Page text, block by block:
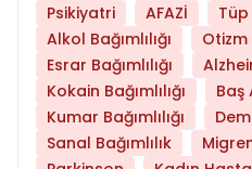
Psikiyatri AFAZİ
Alkol Bağımlılığı
Otizm
Esrar Bağımlılığı
Kokain Bağımlılığı
Baş
Kumar Bağımlılığı
Sanal Bağımlılık